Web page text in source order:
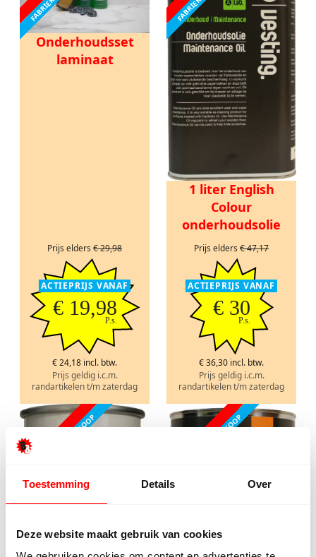
Toestemming Details Over
Deze website maakt gebruik van cookies
Onderhoudsset
laminaat
Prijs elders € 29,98
ACTIEPRIJS VANAF
€ 19,98
P.s.
€ 24,18 incl. btw.
Prijs geldig i.c.m.
randartikelen t/m zaterdag
1 liter English
Colour
onderhoudsolie
Prijs elders € 47,17
ACTIEPRIJS VANAF
€ 30
P.s.
€ 36,30 incl. btw.
Prijs geldig i.c.m.
randartikelen t/m zaterdag
FABRIEKSLEEGVERKOOP FABRIEKSLEEGVERKOOP